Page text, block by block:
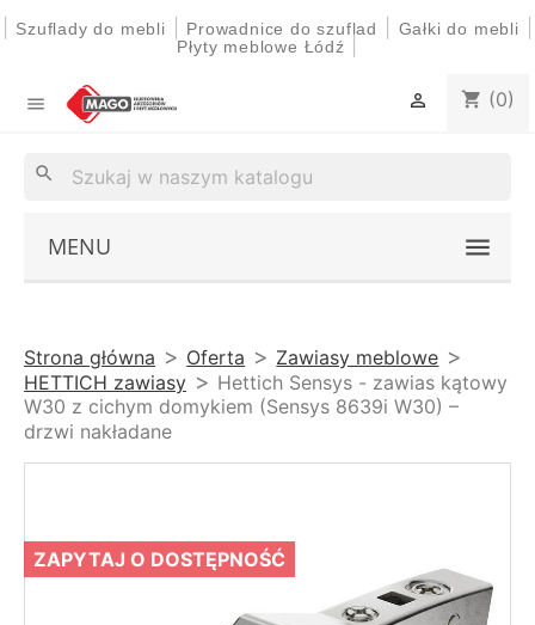
Szuflady do mebli Prowadnice do szuflad Gałki do mebli
Płyty meblowe Łódź
 shopping_cart (0)

search
MENU
Strona główna Oferta
Zawiasy meblowe
HETTICH zawiasy
Hettich Sensys - zawias kątowy
W30 z cichym domykiem (Sensys 8639i W30) –
drzwi nakładane
ZAPYTAJ O DOSTĘPNOŚĆ